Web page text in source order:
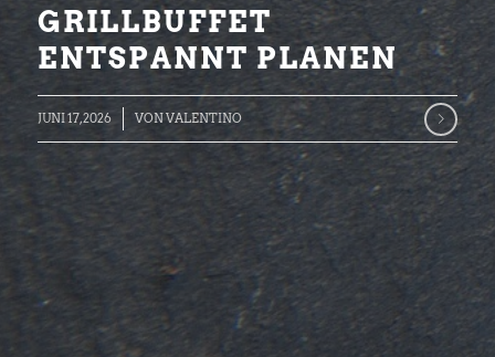
GRILLBUFFET
ENTSPANNT PLANEN
JUNI 17, 2026 VONVALENTINO